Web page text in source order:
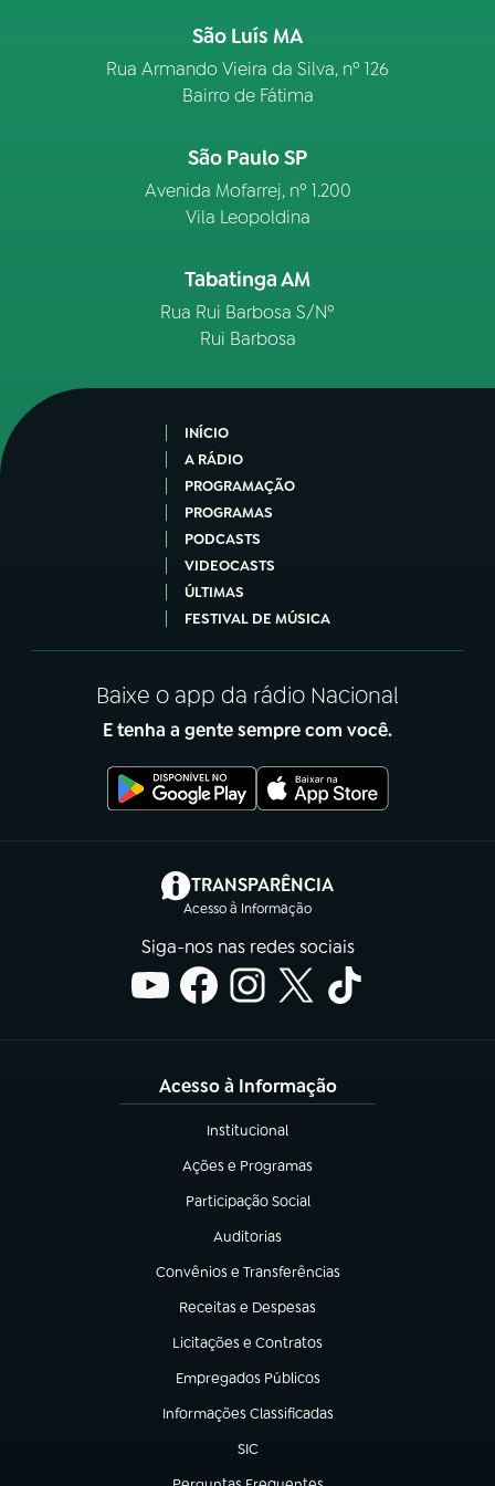
São Luís MA
Rua Armando Vieira da Silva, nº 126
Bairro de Fátima
São Paulo SP
Avenida Mofarrej, nº 1.200
Vila Leopoldina
Tabatinga AM
Rua Rui Barbosa S/Nº
Rui Barbosa
INÍCIO
A RÁDIO
PROGRAMAÇÃO
PROGRAMAS
PODCASTS
VIDEOCASTS
ÚLTIMAS
FESTIVAL DE MÚSICA
Baixe o app da rádio Nacional
E tenha a gente sempre com você.
TRANSPARÊNCIA
Acesso à Informação
(abre em nova aba)
Siga-nos nas redes sociais
Acesso à Informação
Institucional
(abre em nova aba)
Ações e Programas
(abre em nova aba)
Participação Social
(abre em nova aba)
Auditorias
(abre em nova aba)
Convênios e Transferências
(abre em nova aba)
Receitas e Despesas
(abre em nova aba)
Licitações e Contratos
(abre em nova aba)
Empregados Públicos
(abre em nova aba)
Informações Classificadas
(abre em nova aba)
SIC
(abre em nova aba)